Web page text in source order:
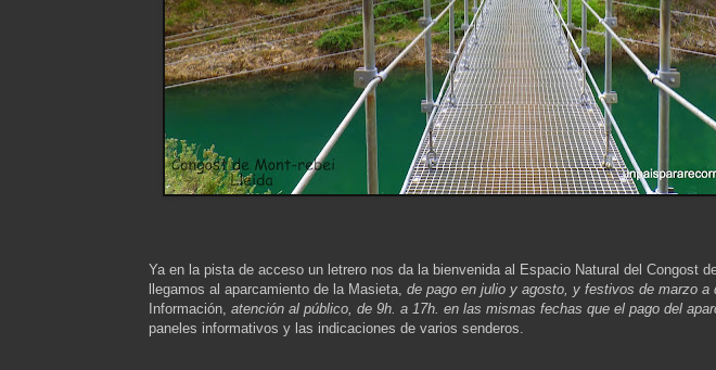
Ya en la pista de acceso un letrero nos da la bienvenida al Espacio Natural del Congost
llegamos al aparcamiento de la Masieta, de pago en julio y agosto, y festivos de marzo a
Información, atención al público, de 9h. a 17h. en las mismas fechas que el pago del
paneles informativos y las indicaciones de varios senderos.